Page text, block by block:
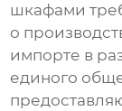
шкафами
о
импорте в
единого